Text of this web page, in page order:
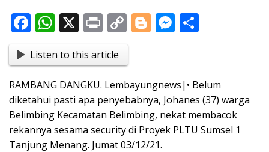
F
e
b
o
o
k
W
at
s
A
p
p
X Pr
t
C
o
p
y
Li
n
k
Bl
g
er
M
e
n
g
er
e
Listen to this article
RAMBANG DANGKU. Lembayungnews|• Belum
diketahui pasti apa penyebabnya, Johanes (37) warga
Belimbing Kecamatan Belimbing, nekat membacok
rekannya sesama security di Proyek PLTU Sumsel 1
Tanjung Menang. Jumat 03/12/21.